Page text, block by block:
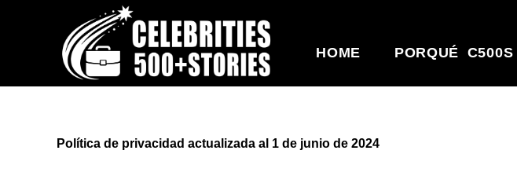
HOME PORQUÉ C500S
Política de privacidad actualizada al 1 de junio de 2024